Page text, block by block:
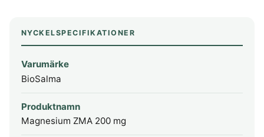
NYCKELSPECIFIKATIONER
Varumärke
BioSalma
Produktnamn
Magnesium ZMA 200 mg